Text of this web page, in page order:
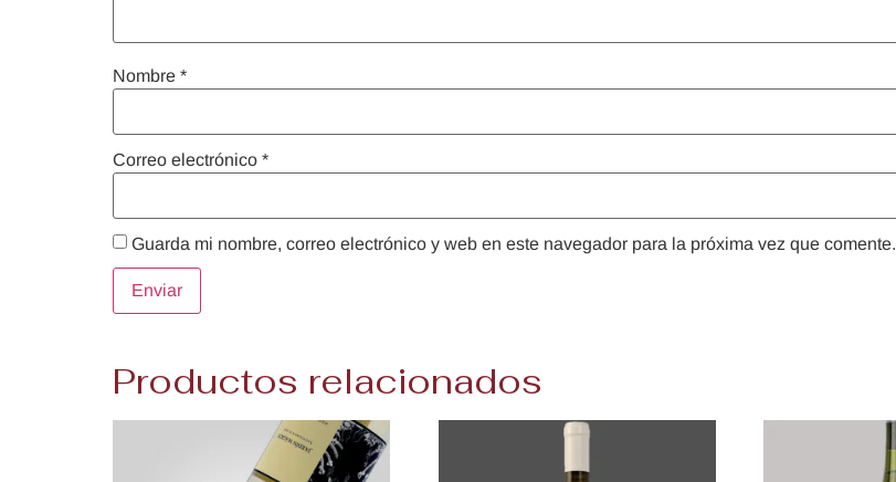
Nombre *
Correo electrónico *
Guarda mi nombre, correo electrónico y web en este navegador para la próxima vez que comente.
Productos relacionados